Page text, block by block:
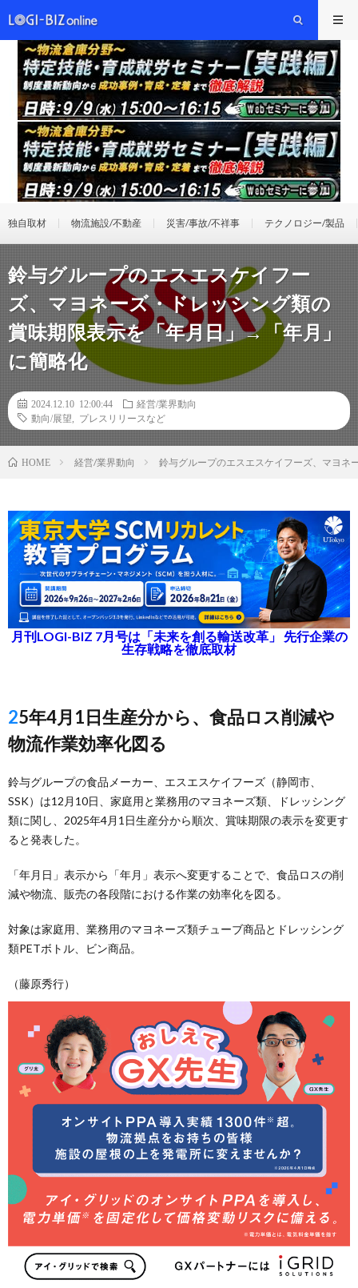
独自取材 物流施設/不動産 災害/事故/不祥事 テクノロジー/製品
鈴与グループのエスエスケイフー
ズ、マヨネーズ・ドレッシング類の
賞味期限表示を「年月日」→「年月」
に簡略化
2024.12.10 12:00:44
経営/業界動向
動向/展望
プレスリリースなど
HOME 経営/業界動向 鈴与グループのエスエスケイフーズ、マヨ
月刊LOGI-BIZ 7月号は「未来を創る輸送改革」 先行企業の
生存戦略を徹底取材
25年4月1日生産分から、食品ロス削減や
物流作業効率化図る
鈴与グループの食品メーカー、エスエスケイフーズ（静岡市、
SSK）は12月10日、家庭用と業務用のマヨネーズ類、ドレッシング
類に関し、2025年4月1日生産分から順次、賞味期限の表示を変更す
ると発表した。
「年月日」表示から「年月」表示へ変更することで、食品ロスの削
減や物流、販売の各段階における作業の効率化を図る。
対象は家庭用、業務用のマヨネーズ類チューブ商品とドレッシング
類PETボトル、ビン商品。
（藤原秀行）